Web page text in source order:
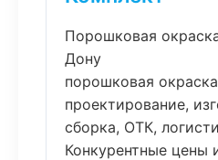
Порошковая
Дону
порошковая
проектирование,
сборка, ОТК,
Конкурентные цены